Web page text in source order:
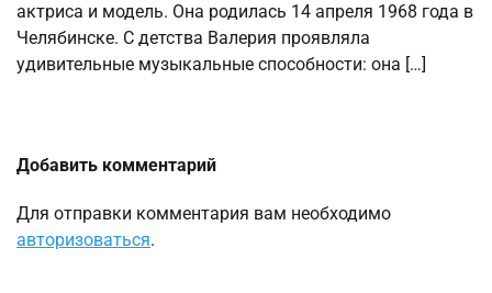
актриса и модель. Она родилась 14 апреля 1968 года в
Челябинске. С детства Валерия проявляла
удивительные музыкальные способности: она […]
Добавить комментарий
Для отправки комментария вам необходимо
авторизоваться.